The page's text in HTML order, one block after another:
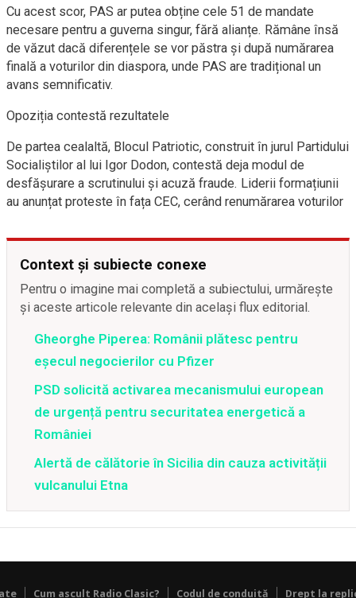
Cu acest scor, PAS ar putea obține cele 51 de mandate
necesare pentru a guverna singur, fără alianțe. Rămâne însă
de văzut dacă diferențele se vor păstra și după numărarea
finală a voturilor din diaspora, unde PAS are tradițional un
avans semnificativ.
Opoziția contestă rezultatele
De partea cealaltă, Blocul Patriotic, construit în jurul Partidului
Socialiștilor al lui Igor Dodon, contestă deja modul de
desfășurare a scrutinului și acuză fraude. Liderii formațiunii
au anunțat proteste în fața CEC, cerând renumărarea voturilor
Context și subiecte conexe
Pentru o imagine mai completă a subiectului, urmărește
și aceste articole relevante din același flux editorial.
Gheorghe Piperea: Românii plătesc pentru
eșecul negocierilor cu Pfizer
PSD solicită activarea mecanismului european
de urgență pentru securitatea energetică a
României
Alertă de călătorie în Sicilia din cauza activității
vulcanului Etna
Cum ascult Radio Clasic? Codul de conduită Drept la